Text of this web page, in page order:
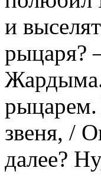
и
рыцаря?
Жардыма.
звеня, /
далее?